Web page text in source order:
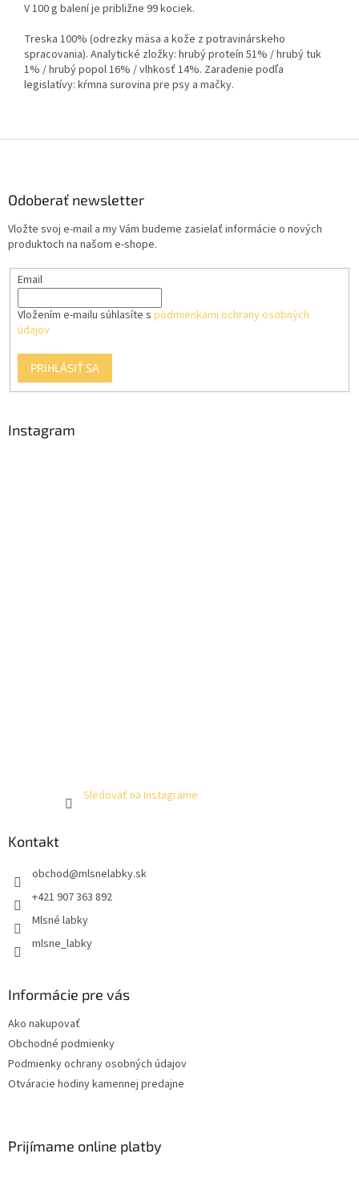
V 100 g balení je približne 99 kociek.
Treska 100% (odrezky mäsa a kože z potravinárskeho
spracovania). Analytické zložky: hrubý proteín 51% / hrubý tuk
1% / hrubý popol 16% / vlhkosť 14%. Zaradenie podľa
legislatívy: kŕmna surovina pre psy a mačky.
Odoberať newsletter
Vložte svoj e-mail a my Vám budeme zasielať informácie o nových
produktoch na našom e-shope.
Email
Vložením e-mailu súhlasíte s podmienkami ochrany osobných
údajov
PRIHLÁSIŤ SA
Instagram
Sledovať na Instagrame
Kontakt
obchod@mlsnelabky.sk
+421 907 363 892
Mlsné labky
mlsne_labky
Informácie pre vás
Ako nakupovať
Obchodné podmienky
Podmienky ochrany osobných údajov
Otváracie hodiny kamennej predajne
Prijímame online platby